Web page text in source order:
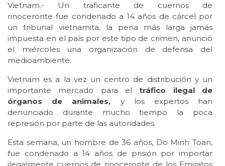
Vietnam.- Un traficante de cuernos de
rinoceronte fue condenado a 14 años de cárcel por
un tribunal vietnamita, la pena más larga jamás
impuesta en el país por este tipo de crimen, anunció
el miércoles una organización de defensa del
medioambiente.
Vietnam es a la vez un centro de distribución y un
importante mercado para el tráfico ilegal de
órganos de animales, y los expertos han
denunciado durante mucho tiempo la poca
represión por parte de las autoridades.
Esta semana, un hombre de 36 años, Do Minh Toan,
fue condenado a 14 años de prisión por importar